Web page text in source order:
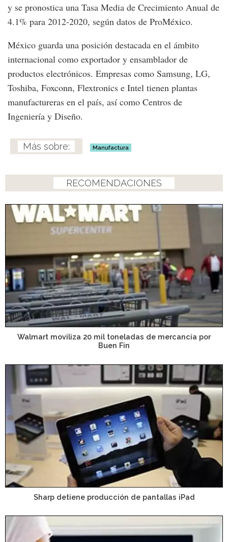
y se pronostica una Tasa Media de Crecimiento Anual de
4.1% para 2012-2020, según datos de ProMéxico.
México guarda una posición destacada en el ámbito
internacional como exportador y ensamblador de
productos electrónicos. Empresas como Samsung, LG,
Toshiba, Foxconn, Flextronics e Intel tienen plantas
manufactureras en el país, así como Centros de
Ingeniería y Diseño.
Manufactura
RECOMENDACIONES
Walmart moviliza 20 mil toneladas de mercancía por
Buen Fin
Sharp detiene producción de pantallas iPad